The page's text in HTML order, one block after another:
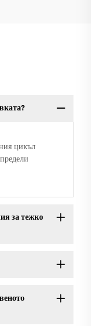
цикъл
за тежко